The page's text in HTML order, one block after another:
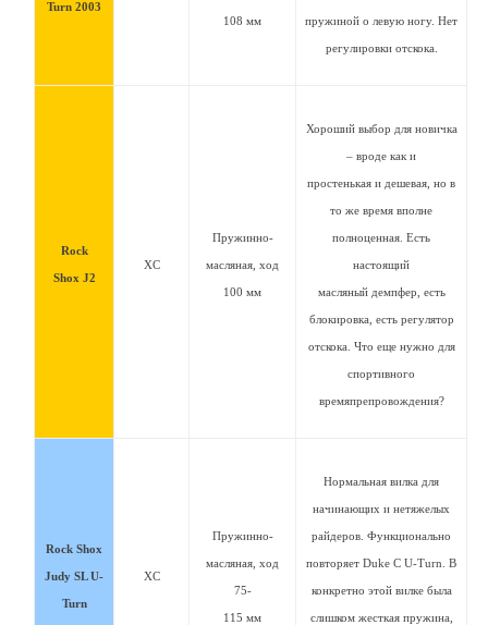
Turn 2003
108 мм
пружиной о левую ногу. Нет
регулировки отскока.
Rock
Shox J2
XC
Пружинно-
масляная, ход
100 мм
Хороший выбор для новичка
– вроде как и
простенькая и дешевая, но в
то же время вполне
полноценная. Есть
настоящий
масляный демпфер, есть
блокировка, есть регулятор
отскока. Что еще нужно для
спортивного
времяпрепровождения?
Rock Shox
Judy SL U-
Turn
XC
Пружинно-
масляная, ход
75-
115 мм
Нормальная вилка для
начинающих и нетяжелых
райдеров. Функционально
повторяет Duke C U-Turn. В
конкретно этой вилке была
слишком жесткая пружина,